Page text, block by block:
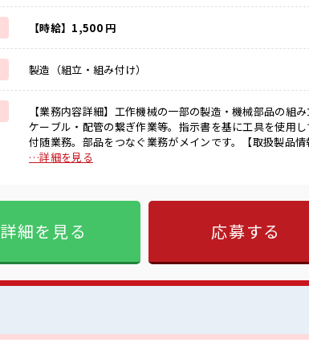
【時給】1,500 円
製造（組立・組み付け）
【業務内容詳細】工作機械の一部の製造・機械部品の組
ケーブル・配管の繋ぎ作業等。指示書を基に工具を使用
付随業務。部品をつなぐ業務がメインです。【取扱製品情報】工作機械 ■
活躍できる職場≫ もちろん男性の応募も歓迎です！ ≪稼
かり働く環境が整っています！ イチからスキルUP・ス
様々なお仕事をご提案≫ 一人で悩まず気軽に相談できる、 派遣の
気 女性も活躍しやすい雰囲気の職場です！ 休憩室で自分
…詳細を見る
詳細を見る 応募する